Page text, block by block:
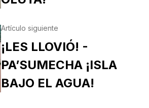
Artículo siguiente
¡LES LLOVIÓ! -
PA’SUMECHA ¡ISLA
BAJO EL AGUA!